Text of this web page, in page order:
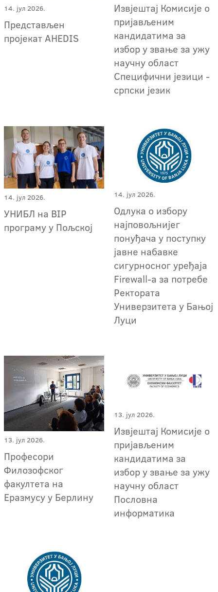
14. јул 2026.
Представљен
пројекат AHEDIS
Извјештај Комисије о
пријављеним
кандидатима за
избор у звање за ужу
научну област
Специфични језици -
српски језик
14. јул 2026.
УНИБЛ на BIP
програму у Пољској
14. јул 2026.
Oдлука о избору
најповољнијег
понуђача у поступку
јавне набавке
сигурносног уређаја
Firewall-a за потребе
Ректората
Универзитета у Бањој
Луци
13. јул 2026.
Професори
Филозофског
факултета на
Еразмусу у Берлину
13. јул 2026.
Извјештај Комисије о
пријављеним
кандидатима за
избор у звање за ужу
научну област
Пословна
информатика